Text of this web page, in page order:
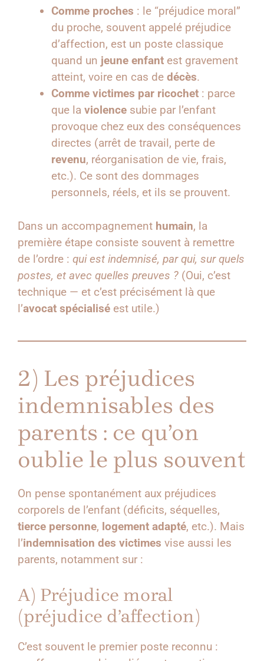
Comme proches : le “préjudice moral”
du proche, souvent appelé préjudice
d’affection, est un poste classique
quand un jeune enfant est gravement
atteint, voire en cas de décès.
Comme victimes par ricochet : parce
que la violence subie par l’enfant
provoque chez eux des conséquences
directes (arrêt de travail, perte de
revenu, réorganisation de vie, frais,
etc.). Ce sont des dommages
personnels, réels, et ils se prouvent.
Dans un accompagnement humain, la
première étape consiste souvent à remettre
de l’ordre : qui est indemnisé, par qui, sur quels
postes, et avec quelles preuves ? (Oui, c’est
technique — et c’est précisément là que
l’avocat spécialisé est utile.)
2) Les préjudices
indemnisables des
parents : ce qu’on
oublie le plus souvent
On pense spontanément aux préjudices
corporels de l’enfant (déficits, séquelles,
tierce personne, logement adapté, etc.). Mais
l’indemnisation des victimes vise aussi les
parents, notamment sur :
A) Préjudice moral
(préjudice d’affection)
C’est souvent le premier poste reconnu :